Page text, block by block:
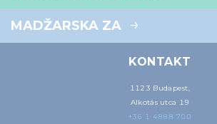
MADŽARSKA ZA
KONTAKT
1123 Budapest,
Alkotás utca 19
+36 1 4888 700